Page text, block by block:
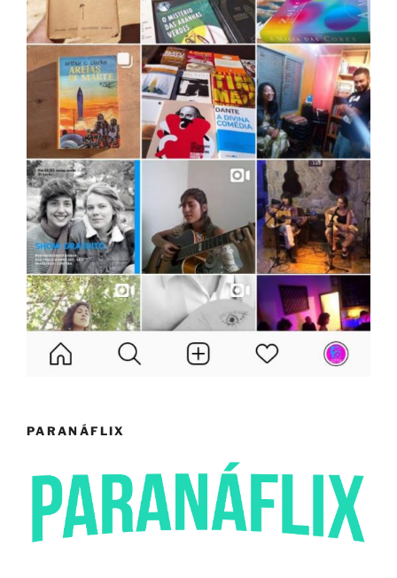
PARANÁFLIX